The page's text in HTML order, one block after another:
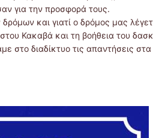
για την προσφορά τους.
και γιατί ο δρόμος μας
Κακαβά και τη βοήθεια του
στο διαδίκτυο τις απαντήσεις